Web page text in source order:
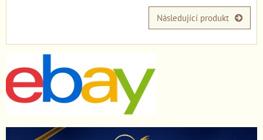
Následující produkt